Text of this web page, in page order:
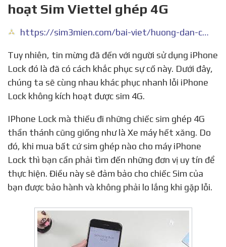
hoạt Sim Viettel ghép 4G
https://sim3mien.com/bai-viet/huong-dan-cach-khac-phuc-nhanh-iphone-lock-bi-loi-kich-hoat-sim-viettel-ghep-4g
Tuy nhiên, tin mừng đã đến với người sử dụng iPhone
Lock đó là đã có cách khắc phục sự cố này. Dưới đây,
chúng ta sẽ cùng nhau khác phục nhanh lỗi iPhone
Lock không kích hoạt được sim 4G.
IPhone Lock mà thiếu đi những chiếc sim ghép 4G
thần thánh cũng giống như là Xe máy hết xăng. Do
đó, khi mua bất cứ sim ghép nào cho máy iPhone
Lock thì bạn cần phải tìm đến những đơn vị uy tín để
thực hiện. Điều này sẽ đảm bảo cho chiếc Sim của
bạn được bảo hành và không phải lo lắng khi gặp lỗi.